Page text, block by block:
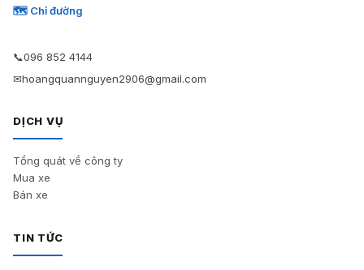
🗺 Chỉ đường
📞096 852 4144
✉hoangquannguyen2906@gmail.com
DỊCH VỤ
Tổng quát về công ty
Mua xe
Bán xe
TIN TỨC